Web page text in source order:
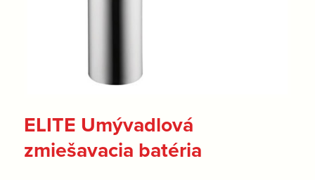
ELITE Umývadlová
zmiešavacia batéria